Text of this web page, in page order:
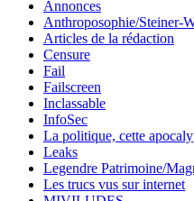
Annonces
Anthroposophie/Steiner-
Articles de la rédaction
Censure
Fail
Failscreen
Inclassable
InfoSec
La politique, cette
Leaks
Legendre Patrimoine/
Les trucs vus sur internet